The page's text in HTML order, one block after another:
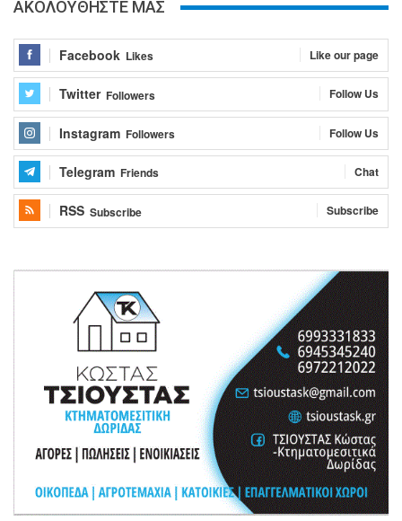
ΑΚΟΛΟΥΘΗΣΤΕ ΜΑΣ
Facebook Likes Like our page
Twitter Followers Follow Us
Instagram Followers Follow Us
Telegram Friends Chat
RSS Subscribe Subscribe